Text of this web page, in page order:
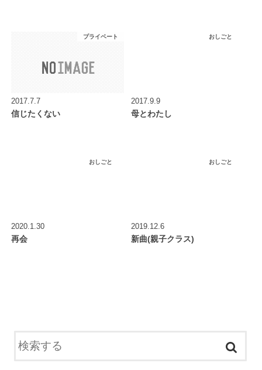
プライベート
2017.7.7
信じたくない
おしごと
2017.9.9
母とわたし
おしごと
2020.1.30
再会
おしごと
2019.12.6
新曲(親子クラス)